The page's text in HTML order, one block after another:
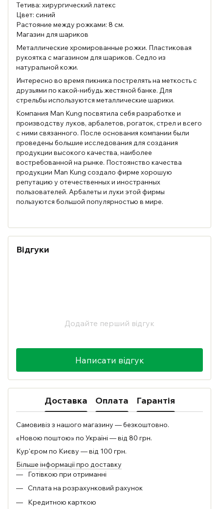
Тетива: хирургический латекс
Цвет: синий
Растояние между рожками: 8 см.
Магазин для шариков
Металлические хромированные рожки. Пластиковая
рукоятка с магазином для шариков. Седло из
натуральной кожи.
Интересно во время пикника пострелять на меткость с
друзьями по какой-нибудь жестяной банке. Для
стрельбы используются металлические шарики.
Компания Man Kung посвятила себя разработке и
производству луков, арбалетов, рогаток, стрел и всего
с ними связанного. После основания компании были
проведены большие исследования для создания
продукции высокого качества, наиболее
востребованной на рынке. Постоянство качества
продукции Man Kung создало фирме хорошую
репутацию у отечественных и иностранных
пользователей. Арбалеты и луки этой фирмы
пользуются большой популярностью в мире.
Відгуки
Додайте перший відгук
Написати відгук
Доставка Оплата Гарантія
Самовивіз з нашого магазину — безкоштовно.
«Новою поштою» по Україні — від 80 грн.
Кур'єром по Києву — від 100 грн.
Більше інформації про доставку
Готівкою при отриманні
Сплата на розрахунковий рахунок
Кредитною карткою